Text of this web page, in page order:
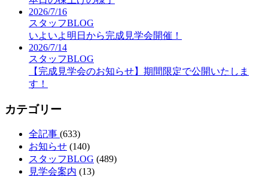
2026/7/16
スタッフBLOG
いよいよ明日から完成見学会開催！
2026/7/14
スタッフBLOG
【完成見学会のお知らせ】期間限定で公開いたしま
す！
カテゴリー
全記事 (633)
お知らせ (140)
スタッフBLOG (489)
見学会案内 (13)